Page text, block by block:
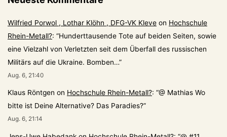
Wilfried Porwol , Lothar Klöhn , DFG-VK Kleve on Hochschule
Rhein-Metall?: “Hunderttausende Tote auf beiden Seiten, sowie
eine Vielzahl von Verletzten seit dem Überfall des russischen
Militärs auf die Ukraine. Bomben…”
Aug. 6, 21:40
Klaus Röntgen on Hochschule Rhein-Metall?: “@ Mathias Wo
bitte ist Deine Alternative? Das Paradies?”
Aug. 6, 21:14